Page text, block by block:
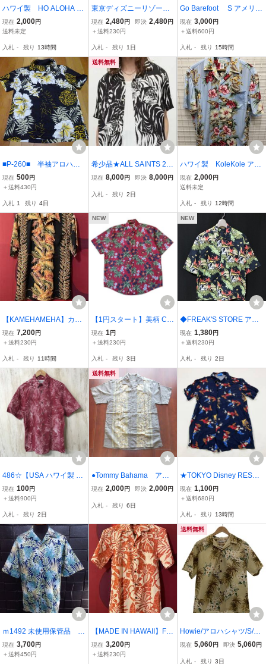
ハワイ製 HO ALOHA ア
ロハシャツ 総柄 S 2607
-316
現在 2,000円
送料未定
入札 - 残り 13時間
東京ディズニーリゾート
アロハシャツ ティガー 半
袖シャツ ディズニー Disn
リゾート S
現在 2,480円 即決 2,480円
＋送料230円
入札 - 残り 1日
Go Barefoot S アメリカ
製
現在 3,000円
＋送料600円
入札 - 残り 15時間
■P-260■ 半袖アロハシ
ャツ 半袖シャツ サイ
ズＳ
現在 500円
＋送料430円
入札 1 残り 4日
送料無料
希少品★ALL SAINTS 23s
s レーヨン アロハシャツ
WILD CAT SS SHIRTS
現在 8,000円 即決 8,000円
入札 - 残り 2日
ハワイ製 KoleKole アロ
ハシャツ 総柄 S 2607-3
18
現在 2,000円
送料未定
入札 - 残り 12時間
【KAMEHAMEHA】カメ
ハメハ アロハシャツ US/
Sサイズ【USED美品】9
ワイ製
現在 7,200円
＋送料230円
入札 - 残り 11時間
NEW
【1円スタート】美柄 CR
OSSINGS アロハシャツ S
赤 ハイビスカス パームツ
現在 1円
＋送料230円
入札 - 残り 3日
NEW
◆FREAK'S STORE アロ
ハシャツ 半袖シャツ サ
イズS
現在 1,380円
＋送料230円
入札 - 残り 2日
486☆【USA ハワイ製 ハ
イビスカス柄 アロハシャ
ツ】Bishop St. 赤 S
現在 100円
＋送料900円
入札 - 残り 2日
送料無料
●Tommy Bahama アロ
ハシャツ S サイズ
現在 2,000円 即決 2,000円
入札 - 残り 6日
★TOKYO Disney RESOR
T 東京ディズニーリゾー
ト ファンタジア ミッキー
ス レーヨン ネイビー S メ
ンズ レディース
現在 1,100円
＋送料680円
入札 - 残り 13時間
ｍ1492 未使用保管品 T
ORI RICHARD HONOLU
LU アロハシャツ MAD
現在 3,700円
＋送料450円
【MADE IN HAWAII】F&
K アロハシャツ US/Sサイ
ズ【USED美品】ハワイ
現在 3,200円
＋送料230円
送料無料
Howie/アロハシャツ/S/コ
ットン/BEG/総柄//
現在 5,060円 即決 5,060円
入札 - 残り 3日